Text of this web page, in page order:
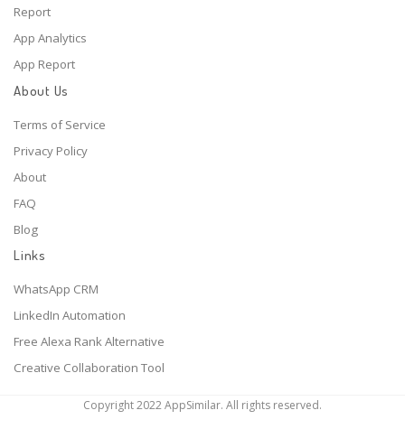
Report
App Analytics
App Report
About Us
Terms of Service
Privacy Policy
About
FAQ
Blog
Links
WhatsApp CRM
LinkedIn Automation
Free Alexa Rank Alternative
Creative Collaboration Tool
Copyright 2022 AppSimilar. All rights reserved.